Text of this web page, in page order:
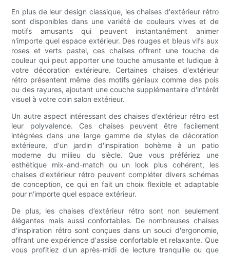
En plus de leur design classique, les chaises d'extérieur rétro
sont disponibles dans une variété de couleurs vives et de
motifs amusants qui peuvent instantanément animer
n'importe quel espace extérieur. Des rouges et bleus vifs aux
roses et verts pastel, ces chaises offrent une touche de
couleur qui peut apporter une touche amusante et ludique à
votre décoration extérieure. Certaines chaises d'extérieur
rétro présentent même des motifs géniaux comme des pois
ou des rayures, ajoutant une couche supplémentaire d'intérêt
visuel à votre coin salon extérieur.
Un autre aspect intéressant des chaises d’extérieur rétro est
leur polyvalence. Ces chaises peuvent être facilement
intégrées dans une large gamme de styles de décoration
extérieure, d'un jardin d'inspiration bohème à un patio
moderne du milieu du siècle. Que vous préfériez une
esthétique mix-and-match ou un look plus cohérent, les
chaises d'extérieur rétro peuvent compléter divers schémas
de conception, ce qui en fait un choix flexible et adaptable
pour n'importe quel espace extérieur.
De plus, les chaises d’extérieur rétro sont non seulement
élégantes mais aussi confortables. De nombreuses chaises
d'inspiration rétro sont conçues dans un souci d'ergonomie,
offrant une expérience d'assise confortable et relaxante. Que
vous profitiez d'un après-midi de lecture tranquille ou que